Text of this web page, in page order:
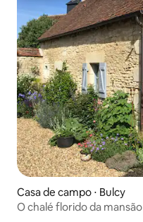
Casa de campo ⋅ Bulcy
O chalé florido da mansão